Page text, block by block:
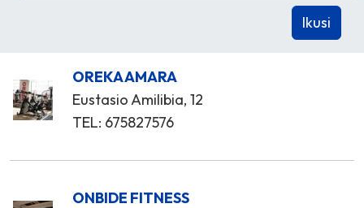
OREKA AMARA
Eustasio Amilibia, 12
TEL: 675827576
ONBIDE FITNESS